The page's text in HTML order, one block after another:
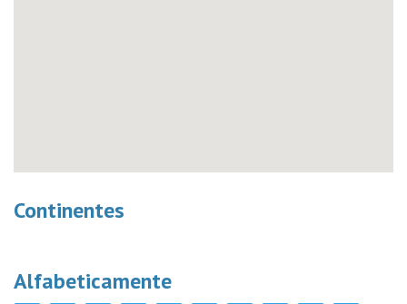
Continentes
Alfabeticamente